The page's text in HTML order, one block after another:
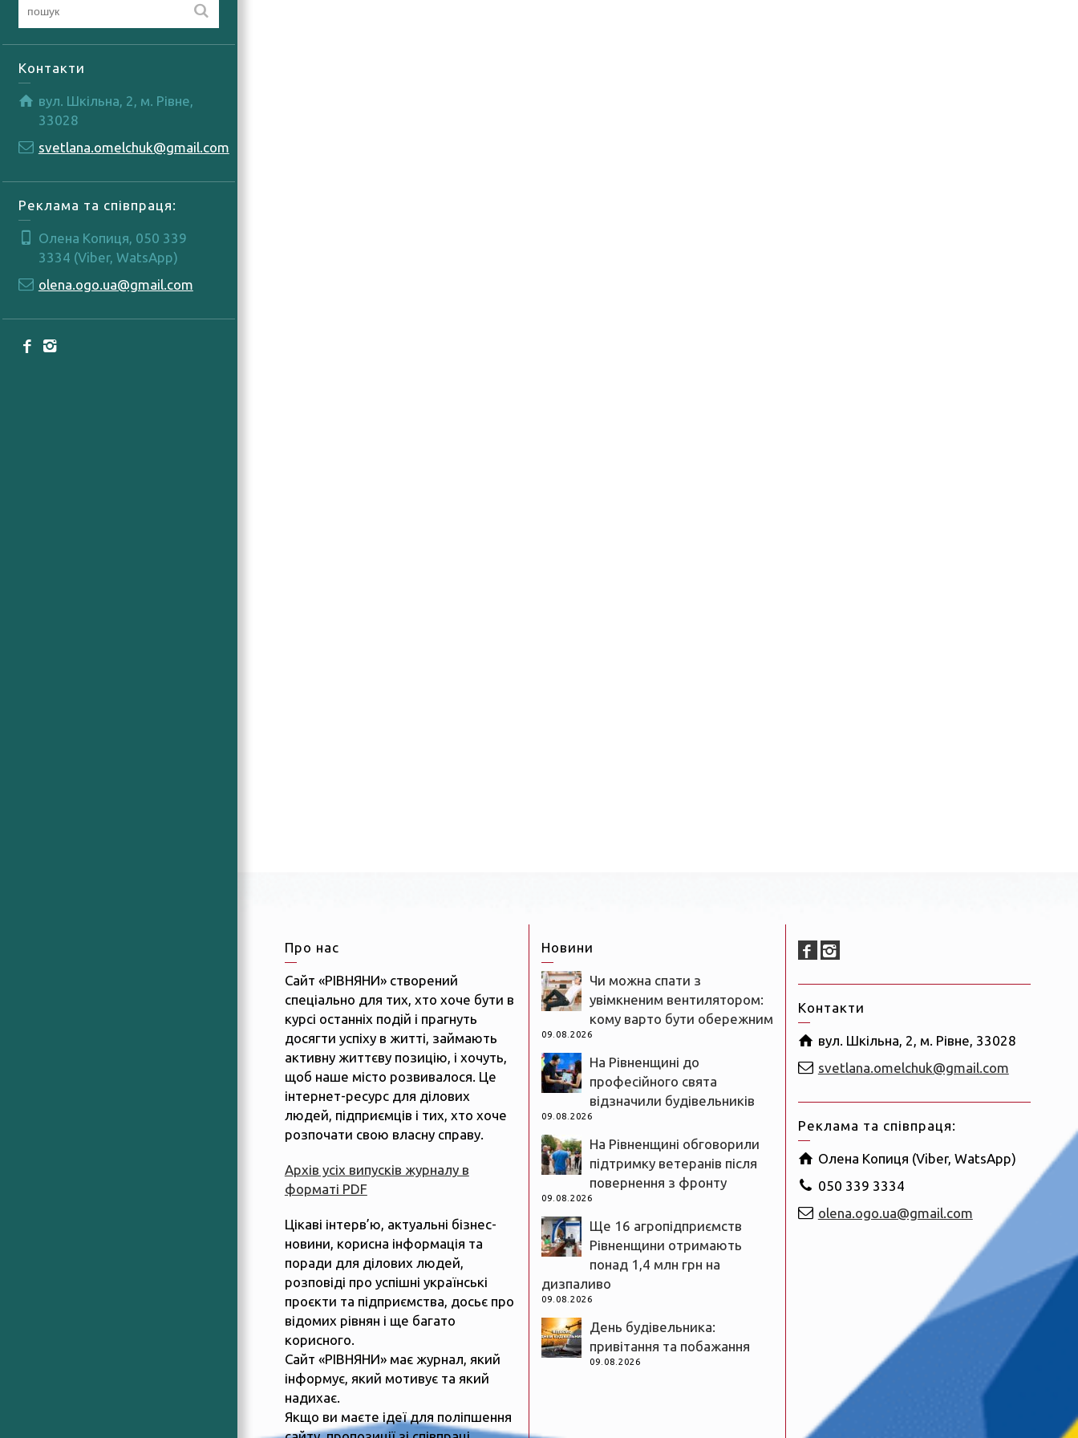
Контакти
вул. Шкільна, 2, м. Рівне,
33028
svetlana.omelchuk@gmail.com
Реклама та співпраця:
Олена Копиця, 050 339
3334 (Viber, WatsApp)
olena.ogo.ua@gmail.com
Про нас
Сайт «РІВНЯНИ» створений
спеціально для тих, хто хоче бути в
курсі останніх подій і прагнуть
досягти успіху в житті, займають
активну життєву позицію, і хочуть,
щоб наше місто розвивалося. Це
інтернет-ресурс для ділових
людей, підприємців і тих, хто хоче
розпочати свою власну справу.
Архів усіх випусків журналу в
форматі PDF
Цікаві інтерв’ю, актуальні бізнес-
новини, корисна інформація та
поради для ділових людей,
розповіді про успішні українські
проєкти та підприємства, досьє про
відомих рівнян і ще багато
корисного.
Сайт «РІВНЯНИ» має журнал, який
інформує, який мотивує та який
надихає.
Якщо ви маєте ідеї для поліпшення
Новини
Чи можна спати з
увімкненим вентилятором:
кому варто бути обережним
09.08.2026
На Рівненщині до
професійного свята
відзначили будівельників
09.08.2026
На Рівненщині обговорили
підтримку ветеранів після
повернення з фронту
09.08.2026
Ще 16 агропідприємств
Рівненщини отримають
понад 1,4 млн грн на
дизпаливо
09.08.2026
День будівельника:
привітання та побажання
09.08.2026
Контакти
вул. Шкільна, 2, м. Рівне, 33028
svetlana.omelchuk@gmail.com
Реклама та співпраця:
Олена Копиця (Viber, WatsApp)
050 339 3334
olena.ogo.ua@gmail.com